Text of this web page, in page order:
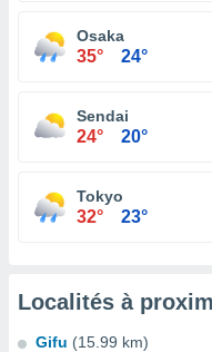
Osaka
35° 24°
Sendai
24° 20°
Tokyo
32° 23°
Localités à
Gifu (15.99 km)